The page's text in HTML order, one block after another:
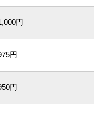
円
円
円